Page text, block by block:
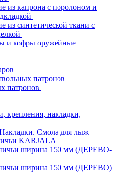
из капрона с поролоном и
из синтетической ткани с
и кофры оружейные
патронов
патронов
накладки,
Смола для лыж
KARJALA
ширина 150 мм (ДЕРЕВО-
ширина 150 мм (ДЕРЕВО)